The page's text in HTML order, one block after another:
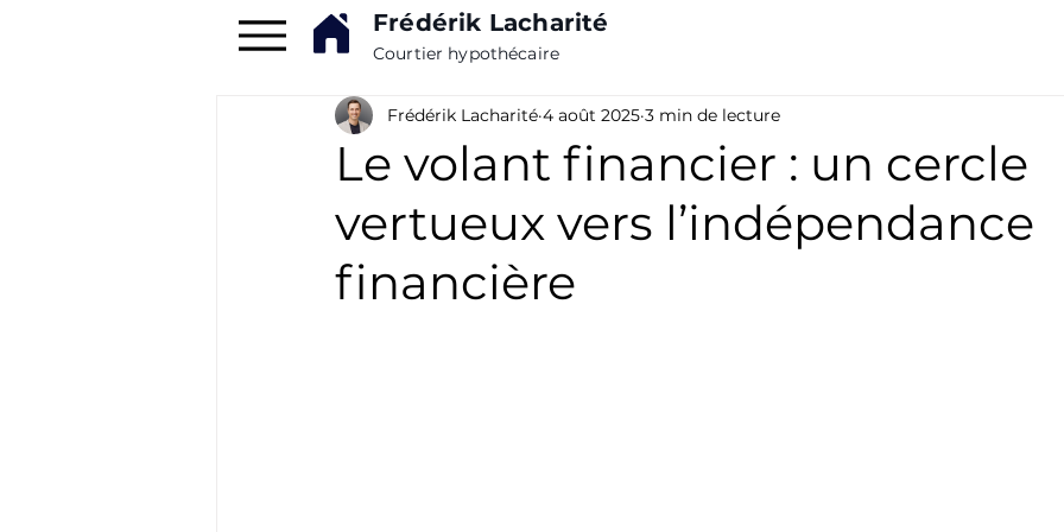
Frédérik Lacharité
Courtier hypothécaire
Le volant financier : un cercle
vertueux vers l’indépendance
financière
Frédérik Lacharité 4 août 2025 3 min de lecture